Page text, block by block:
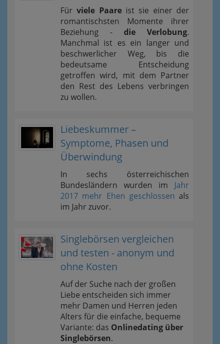
Fürviele Paareist sie einer der
romantischsten Momente ihrer
Beziehung - die Verlobung.
Manchmal ist es ein langer und
beschwerlicher Weg, bis die
bedeutsame Entscheidung
getroffen wird, mit dem Partner
den Rest des Lebens verbringen
zu wollen.
Liebeskummer –
Symptome, Phasen und
Überwindung
In sechs österreichischen
Bundesländern wurden im Jahr
2017 mehr Ehen geschlossen als
im Jahr zuvor.
Singlebörsen vergleichen
und testen - anonym und
ohne Kosten
Auf der Suche nach der großen
Liebe entscheiden sich immer
mehr Damen und Herren jeden
Alters für die einfache, bequeme
Variante: das Onlinedating über
Singlebörsen.